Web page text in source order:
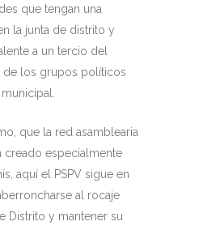
que tengan una
la junta de distrito y
a un tercio del
de los grupos políticos
que la red asamblearia
creado especialmente
aquí el PSPV sigue en
al rocaje
Distrito y mantener su